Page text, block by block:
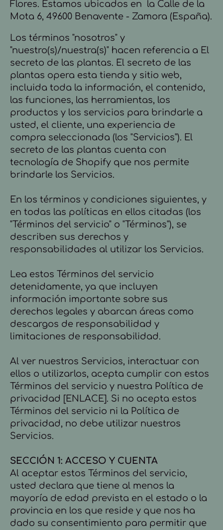
Flores. Estamos ubicados en la Calle de la
Mota 6, 49600 Benavente - Zamora (España).
Los términos "nosotros" y
"nuestro(s)/nuestra(s)" hacen referencia a El
secreto de las plantas. El secreto de las
plantas opera esta tienda y sitio web,
incluida toda la información, el contenido,
las funciones, las herramientas, los
productos y los servicios para brindarle a
usted, el cliente, una experiencia de
compra seleccionada (los "Servicios"). El
secreto de las plantas cuenta con
tecnología de Shopify que nos permite
brindarle los Servicios.
En los términos y condiciones siguientes, y
en todas las políticas en ellos citadas (los
"Términos del servicio" o "Términos"), se
describen sus derechos y
responsabilidades al utilizar los Servicios.
Lea estos Términos del servicio
detenidamente, ya que incluyen
información importante sobre sus
derechos legales y abarcan áreas como
descargos de responsabilidad y
limitaciones de responsabilidad.
Al ver nuestros Servicios, interactuar con
ellos o utilizarlos, acepta cumplir con estos
Términos del servicio y nuestra Política de
privacidad [ENLACE]. Si no acepta estos
Términos del servicio ni la Política de
privacidad, no debe utilizar nuestros
Servicios.
SECCIÓN 1: ACCESO Y CUENTA
Al aceptar estos Términos del servicio,
usted declara que tiene al menos la
mayoría de edad prevista en el estado o la
provincia en los que reside y que nos ha
dado su consentimiento para permitir que